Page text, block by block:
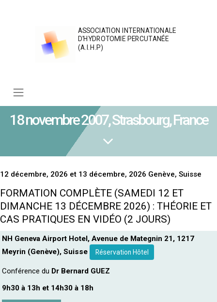
ASSOCIATION INTERNATIONALE
D'HYDROTOMIE PERCUTANÉE
(A.I.H.P)
18 novembre 2007, Strasbourg, France
12 décembre, 2026 et 13 décembre, 2026 Genève, Suisse
FORMATION COMPLÈTE (SAMEDI 12 ET
DIMANCHE 13 DÉCEMBRE 2026) : THÉORIE ET
CAS PRATIQUES EN VIDÉO (2 JOURS)
NH Geneva Airport Hotel, Avenue de Mategnin 21, 1217
Meyrin (Genève), Suisse
Réservation Hôtel
Conférence du Dr Bernard GUEZ
9h30 à 13h et 14h30 à 18h